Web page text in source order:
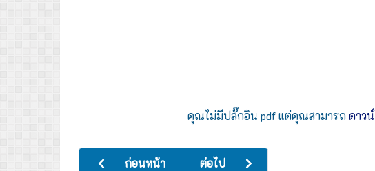
คุณไม่มีปลั๊กอิน pdf แต่คุณสามารถดาว
เนื้อหาก่อนหน้า: มาตราการส่งเสริมคุณธรรมและความโปร่งใส
ก่อนหน้า เนื้อหาถัดไป: ติดต่อเรา (ร้องเรียนทุจริต)
ต่อไป